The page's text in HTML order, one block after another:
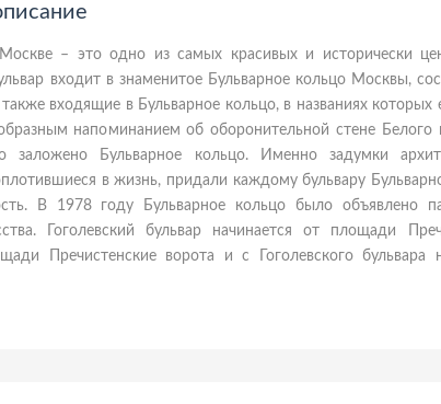
Москве – это одно из самых красивых и исторически
входит в знаменитое Бульварное кольцо Москвы,
входящие в Бульварное кольцо, в названиях которых
напоминанием об оборонительной стене Белого
Бульварное кольцо. Именно задумки
в жизнь, придали каждому бульвару
В 1978 году Бульварное кольцо было объявлено
Гоголевский бульвар начинается от площади
Пречистенские ворота и с Гоголевского бульвара